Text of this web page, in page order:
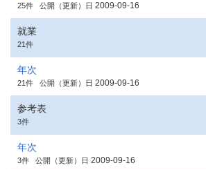
25件 公開（更新）日 2009-09-16
就業
21件
年次
21件 公開（更新）日 2009-09-16
参考表
3件
年次
3件 公開（更新）日 2009-09-16